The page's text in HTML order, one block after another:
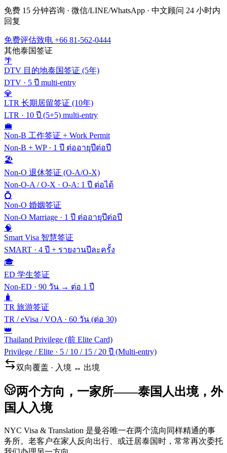
免费 15 分钟咨询 · 微信/LINE/WhatsApp · 中文顾问 24 小时内
回复
免费评估致电 +66 81-562-0444
其他泰国签证
🌴
DTV 目的地泰国签证 (5年)
DTV · 5 ปี multi-entry
💎
LTR 长期居留签证 (10年)
LTR · 10 ปี (5+5) multi-entry
💼
Non-B 工作签证 + Work Permit
Non-B + WP· 1 ปี ต่ออายุปีต่อปี
🏖️
Non-O 退休签证 (O-A/O-X)
Non-O-A / O-X · O-A: 1 ปี ต่อได้
💍
Non-O 婚姻签证
Non-O Marriage · 1 ปี ต่ออายุปีต่อปี
🧠
Smart Visa 智慧签证
SMART · 4 ปี + รายงานปีละครั้ง
🎓
ED 学生签证
Non-ED · 90 วัน → ต่อ 1 ปี
🧳
TR 旅游签证
TR / eVisa / VOA · 60 วัน (ต่อ 30)
👑
Thailand Privilege (前 Elite Card)
Privilege / Elite · 5 / 10 / 15 / 20 ปี (Multi-entry)
双向覆盖 · 入境 ↔ 出境
两个方向，一家所——泰国人出境，外
国人入境
NYC Visa & Translation 是曼谷唯一在两个流向同样精通的事
务所。老客户在家人反向出行、或迁居泰国时，常常再次委托